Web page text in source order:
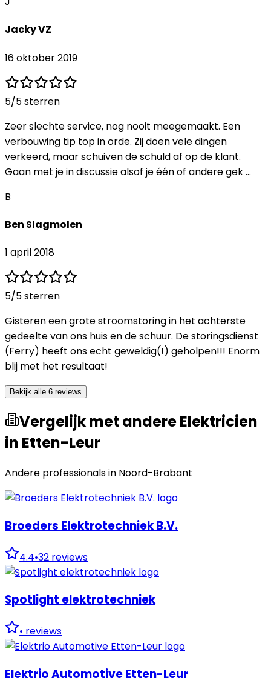
Jacky VZ
16 oktober 2019
5/5 sterren
Zeer slechte service, nog nooit meegemaakt. Een
verbouwing tip top in orde. Zij doen vele dingen
verkeerd, maar schuiven de schuld af op de klant.
Gaan met je in discussie alsof je één of andere gek …
B
Ben Slagmolen
1 april 2018
5/5 sterren
Gisteren een grote stroomstoring in het achterste
gedeelte van ons huis en de schuur. De storingsdienst
(Ferry) heeft ons echt geweldig(!) geholpen!!! Enorm
blij met het resultaat!
Bekijk alle 6 reviews
Vergelijk met andere Elektricien
in Etten-Leur
Andere professionals in Noord-Brabant
Broeders Elektrotechniek B.V.
4.4•32 reviews
Spotlight elektrotechniek
• reviews
Elektrio Automotive Etten-Leur